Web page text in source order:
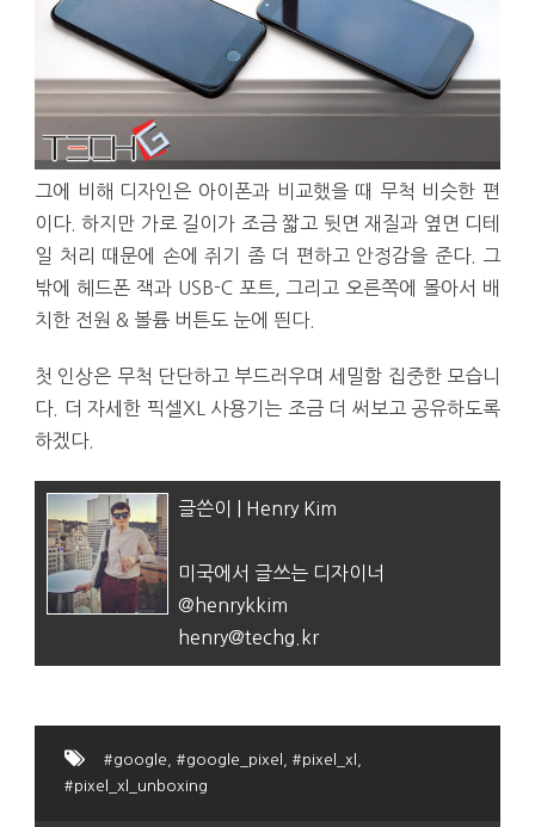
그에 비해 디자인은 아이폰과 비교했을 때 무척 비슷한 편
이다. 하지만 가로 길이가 조금 짧고 뒷면 재질과 옆면 디테
일 처리 때문에 손에 쥐기 좀 더 편하고 안정감을 준다. 그
밖에 헤드폰 잭과 USB-C 포트, 그리고 오른쪽에 몰아서 배
치한 전원 & 볼륨 버튼도 눈에 띈다.
첫 인상은 무척 단단하고 부드러우며 세밀함 집중한 모습니
다. 더 자세한 픽셀XL 사용기는 조금 더 써보고 공유하도록
하겠다.
글쓴이 | Henry Kim
미국에서 글쓰는 디자이너
@henrykkim
henry@techg.kr
#google #google_pixel #pixel_xl
#pixel_xl_unboxing